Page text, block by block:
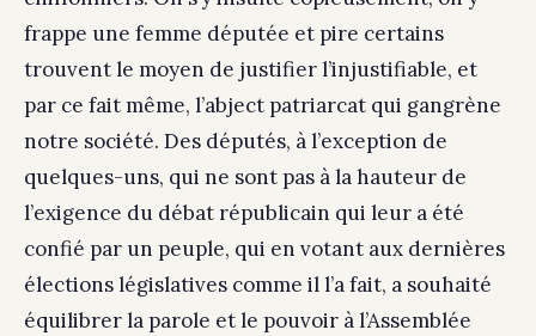
frappe une femme députée et pire certains
trouvent le moyen de justifier l’injustifiable, et
par ce fait même, l’abject patriarcat qui gangrène
notre société. Des députés, à l’exception de
quelques-uns, qui ne sont pas à la hauteur de
l’exigence du débat républicain qui leur a été
confié par un peuple, qui en votant aux dernières
élections législatives comme il l’a fait, a souhaité
équilibrer la parole et le pouvoir à l’Assemblée